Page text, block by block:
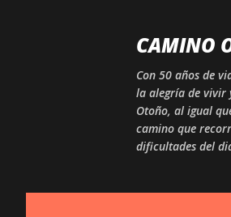
CAMINO
Con 50 años de
la alegría de vivir
Otoño, al igual
camino que
dificultades del